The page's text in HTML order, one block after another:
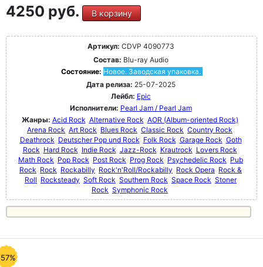
4250 руб. В корзину
Артикул: CDVP 4090773
Состав: Blu-ray Audio
Состояние: Новое. Заводская упаковка.
Дата релиза: 25-07-2025
Лейбл: Epic
Исполнители: Pearl Jam / Pearl Jam
Жанры: Acid Rock Alternative Rock AOR (Album-oriented Rock)
Arena Rock Art Rock Blues Rock Classic Rock Country Rock
Deathrock Deutscher Pop und Rock Folk Rock Garage Rock Goth
Rock Hard Rock Indie Rock Jazz-Rock Krautrock Lovers Rock
Math Rock Pop Rock Post Rock Prog Rock Psychedelic Rock Pub
Rock Rock Rockabilly Rock'n'Roll/Rockabilly Rock Opera Rock &
Roll Rocksteady Soft Rock Southern Rock Space Rock Stoner
Rock Symphonic Rock